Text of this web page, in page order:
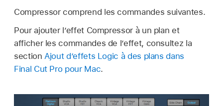
Compressor comprend les commandes suivantes.
Pour ajouter l’effet Compressor à un plan et
afficher les commandes de l’effet, consultez la
sectionAjout d’effets Logic à des plans dans
Final Cut Pro pour Mac.